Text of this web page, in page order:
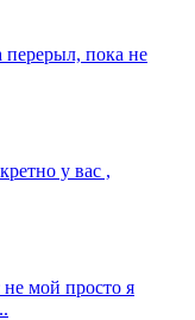
пока не
у вас ,
мой просто я